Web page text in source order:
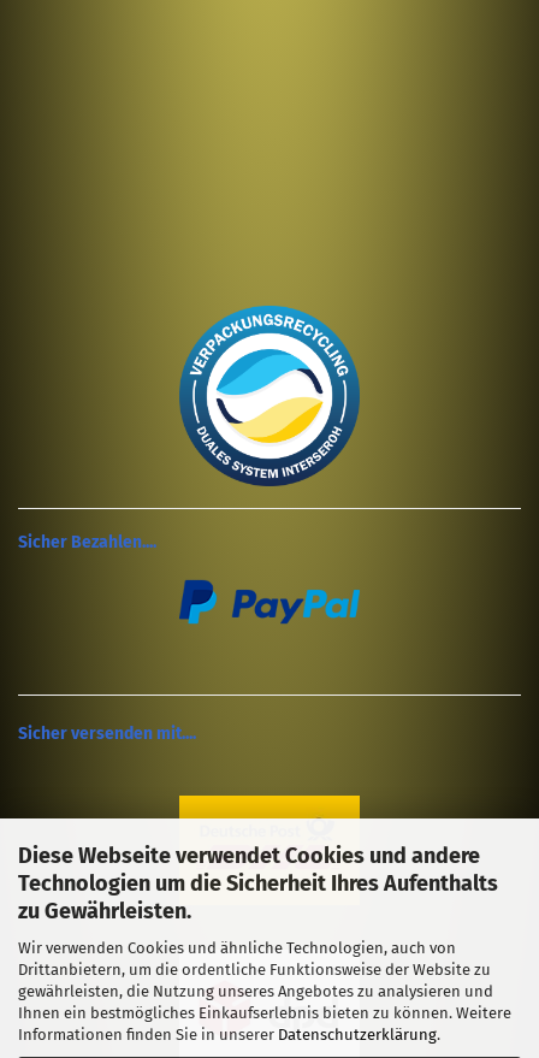
Diese Webseite verwendet Cookies und andere
Technologien um die Sicherheit Ihres Aufenthalts
zu Gewährleisten.
Wir verwenden Cookies und ähnliche Technologien, auch von
Drittanbietern, um die ordentliche Funktionsweise der Website zu
gewährleisten, die Nutzung unseres Angebotes zu analysieren und
Ihnen ein bestmögliches Einkaufserlebnis bieten zu können. Weitere
Informationen finden Sie in unserer Datenschutzerklärung.
Sicher Bezahlen....
Sicher versenden mit....